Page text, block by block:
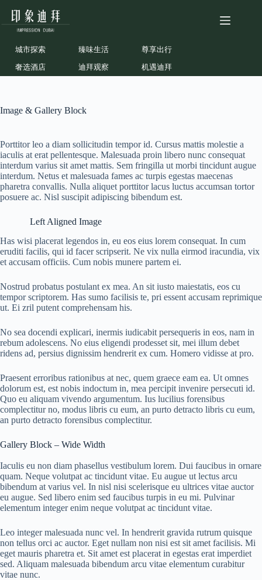
城市探索 臻味生活
尊享出行
奢选酒店
迪拜观察 机遇迪拜
Image & Gallery Block
Porttitor leo a diam sollicitudin tempor id. Cursus mattis molestie a
iaculis at erat pellentesque. Malesuada proin libero nunc consequat
interdum varius sit amet mattis. Sem fringilla ut morbi tincidunt augue
interdum. Netus et malesuada fames ac turpis egestas maecenas
pharetra convallis. Nulla aliquet porttitor lacus luctus accumsan tortor
posuere ac. Nisl suscipit adipiscing bibendum est.
Left Aligned Image
Has wisi placerat legendos in, eu eos eius lorem consequat. In cum
eruditi facilis, qui id facer scripserit. Ne vix nulla eirmod iracundia, vix
et accusam officiis. Cum nobis munere partem ei.
Nostrud probatus postulant ex mea. An sit iusto maiestatis, eos cu
tempor scriptorem. Has sumo facilisis te, pri essent accusam reprimique
ut. Ei zril putent comprehensam his.
No sea docendi explicari, inermis iudicabit persequeris in eos, nam in
rebum adolescens. No eius eligendi prodesset sit, mei illum debet
ridens ad, persius dignissim hendrerit ex cum. Homero vidisse at pro.
Praesent erroribus rationibus at nec, quem graece eam ea. Ut omnes
dolorum est, est nobis indoctum in, mea percipit invenire persecuti id.
Quo eu aliquam vivendo argumentum. Ius lucilius forensibus
complectitur no, modus libris cu eum, an purto detracto libris cu eum,
an purto detracto forensibus complectitur.
Gallery Block – Wide Width
Iaculis eu non diam phasellus vestibulum lorem. Dui faucibus in ornare
quam. Neque volutpat ac tincidunt vitae. Eu augue ut lectus arcu
bibendum at varius vel. In nisl nisi scelerisque eu ultrices vitae auctor
eu augue. Sed libero enim sed faucibus turpis in eu mi. Pulvinar
elementum integer enim neque volutpat ac tincidunt vitae.
Leo integer malesuada nunc vel. In hendrerit gravida rutrum quisque
non tellus orci ac auctor. Eget nullam non nisi est sit amet facilisis. Mi
eget mauris pharetra et. Sit amet est placerat in egestas erat imperdiet
sed. Aliquam malesuada bibendum arcu vitae elementum curabitur
vitae nunc.